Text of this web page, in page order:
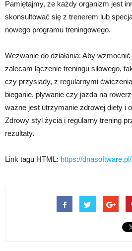
Pamiętajmy, że każdy organizm jest
skonsultować się z trenerem lub
nowego programu treningowego.
Wezwanie do działania: Aby
zalecam łączenie treningu siłowego,
czy przysiady, z regularnymi
bieganie, pływanie czy jazda na
ważne jest utrzymanie zdrowej diety i
Zdrowy styl życia i regularny trening
rezultaty.
Link tagu HTML: https://dnasoftware.pl/